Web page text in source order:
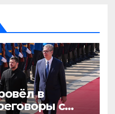
в
с